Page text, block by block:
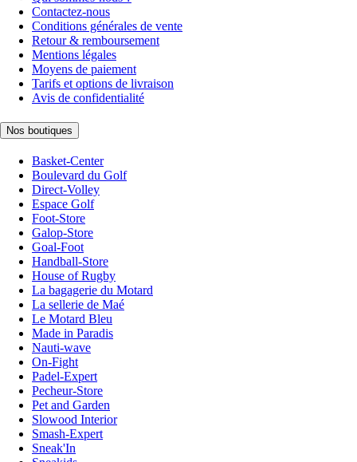
Contactez-nous
Conditions générales de vente
Retour & remboursement
Mentions légales
Moyens de paiement
Tarifs et options de livraison
Avis de confidentialité
Nos boutiques
Basket-Center
Boulevard du Golf
Direct-Volley
Espace Golf
Foot-Store
Galop-Store
Goal-Foot
Handball-Store
House of Rugby
La bagagerie du Motard
La sellerie de Maé
Le Motard Bleu
Made in Paradis
Nauti-wave
On-Fight
Padel-Expert
Pecheur-Store
Pet and Garden
Slowood Interior
Smash-Expert
Sneak'In